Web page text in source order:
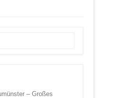
– Großes